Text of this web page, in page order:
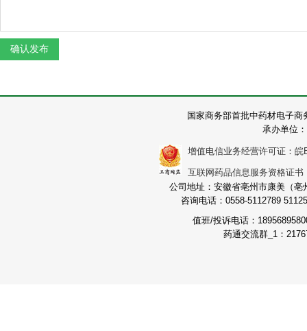
国家商务部首批中药材电子
承办单位
增值电信业务经营许可证：皖
互联网药品信息服务资格证
公司地址：安徽省亳州市康美（
咨询电话：0558-5112789
值班/投诉电话：
药通交流群_1：